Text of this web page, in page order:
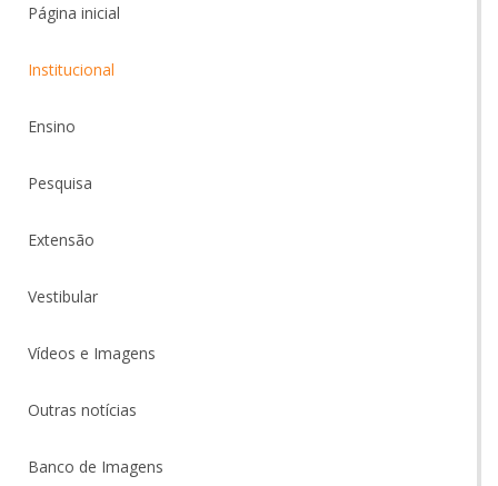
Página inicial
Institucional
Ensino
Pesquisa
Extensão
Vestibular
Vídeos e Imagens
Outras notícias
Banco de Imagens